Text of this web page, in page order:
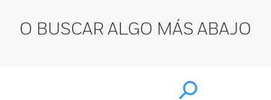
O BUSCAR ALGO MÁS ABAJO